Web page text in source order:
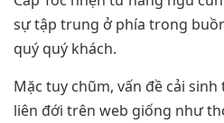
sự tập trung ở phía trong
quý quý khách.
Mặc tuy chũm, vấn đề cải
liên đới trên web giống như